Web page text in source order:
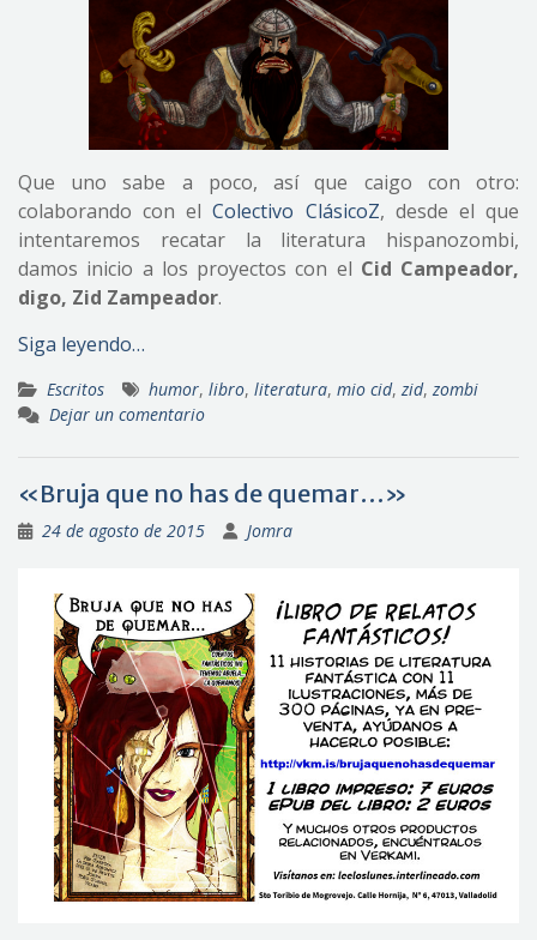
Que uno sabe a poco, así que caigo con otro:
colaborando con elColectivo ClásicoZ, desde el que
intentaremos recatar la literatura hispanozombi,
damos inicio a los proyectos con el Cid Campeador,
digo, Zid Zampeador.
Siga leyendo…
Escritos humor, libro, literatura, mio cid,zid,zombi
Dejar un comentario
«Bruja que no has de quemar…»
24 de agosto de 2015 Jomra